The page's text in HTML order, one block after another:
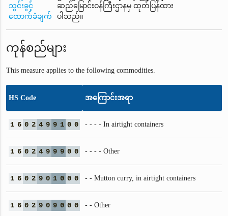
သွင်းခွင့်
ထောက်ခံချက်
ဆည်မြောင်းဝန်ကြီးဌာနမှ ထုတ်ပြန်ထား
ပါသည်။
ကုန်စည်များ
This measure applies to the following commodities.
HS Code အကြောင်းအရာ
1 6 0 2 4 9 9 1 0 0 - - - - In airtight containers
1 6 0 2 4 9 9 9 0 0 - - - - Other
1 6 0 2 9 0 1 0 0 0 - - Mutton curry, in airtight containers
1 6 0 2 9 0 9 0 0 0 - - Other